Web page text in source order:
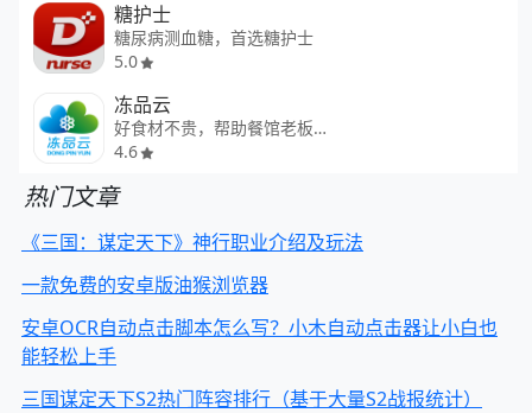
糖护士
糖尿病测血糖，首选糖护士
5.0
冻品云
好食材不贵，帮助餐馆老板省钱
4.6
热门文章
《三国：谋定天下》神行职业介绍及玩法
一款免费的安卓版油猴浏览器
安卓OCR自动点击脚本怎么写？小木自动点击器让小白也
能轻松上手
三国谋定天下S2热门阵容排行（基于大量S2战报统计）